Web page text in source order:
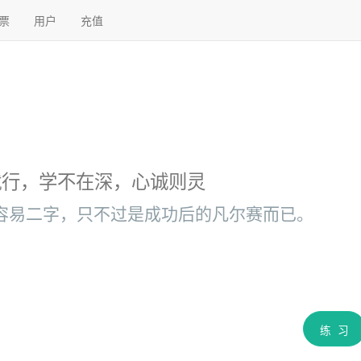
用户 充值
，学不在深，心诚则灵
二字，只不过是成功后的凡尔赛而已。
练 习